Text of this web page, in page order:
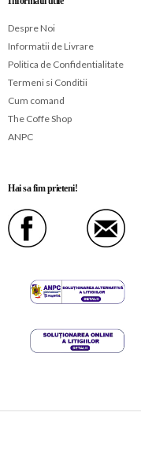
Despre Noi
Informatii de Livrare
Politica de Confidentialitate
Termeni si Conditii
Cum comand
The Coffe Shop
ANPC
Hai sa fim prieteni!